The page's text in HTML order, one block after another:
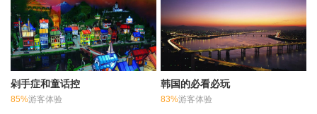
剁手症和童话控
85%游客体验
韩国的必看必玩
83%游客体验